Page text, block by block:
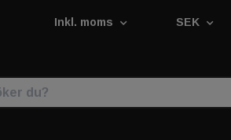
Inkl. moms SEK